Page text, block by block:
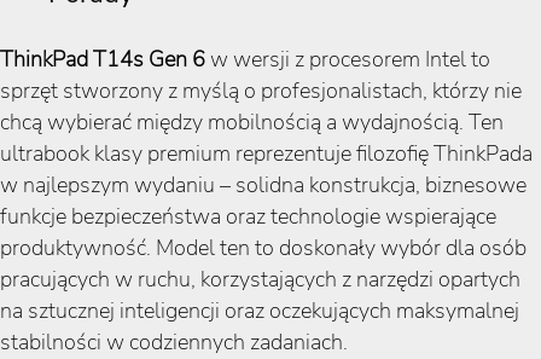
ThinkPad T14s Gen 6w wersji z procesorem Intel to
sprzęt stworzony z myślą o profesjonalistach, którzy nie
chcą wybierać między mobilnością a wydajnością. Ten
ultrabook klasy premium reprezentuje filozofię ThinkPada
w najlepszym wydaniu – solidna konstrukcja, biznesowe
funkcje bezpieczeństwa oraz technologie wspierające
produktywność. Model ten to doskonały wybór dla osób
pracujących w ruchu, korzystających z narzędzi opartych
na sztucznej inteligencji oraz oczekujących maksymalnej
stabilności w codziennych zadaniach.